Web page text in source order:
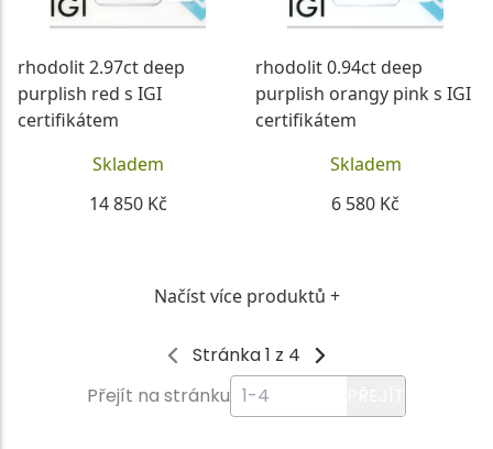
rhodolit 2.97ct deep
purplish red s IGI
certifikátem
Skladem
14 850 Kč
rhodolit 0.94ct deep
purplish orangy pink s IGI
certifikátem
Skladem
6 580 Kč
Načíst více produktů +
Stránka 1 z 4
Přejít na stránku